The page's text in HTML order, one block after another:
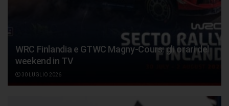
WRC Finlandia e GTWC Magny-Cours: gli orari del
weekend in TV
30 LUGLIO 2026